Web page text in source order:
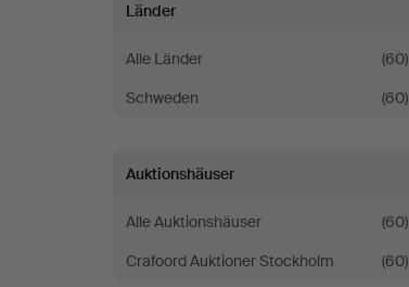
Länder
Alle Länder
(60)
Schweden
(60)
Auktionshäuser
Alle Auktionshäuser
(60)
Crafoord Auktioner Stockholm
(60)